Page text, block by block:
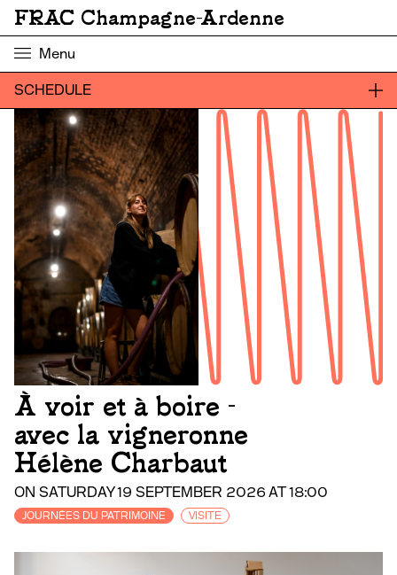
FRAC Champagne-Ardenne
Menu
SCHEDULE
À voir et à boire -
avec la vigneronne
Hélène Charbaut
ON SATURDAY 19 SEPTEMBER 2026 AT 18:00
JOURNÉES DU PATRIMOINE VISITE